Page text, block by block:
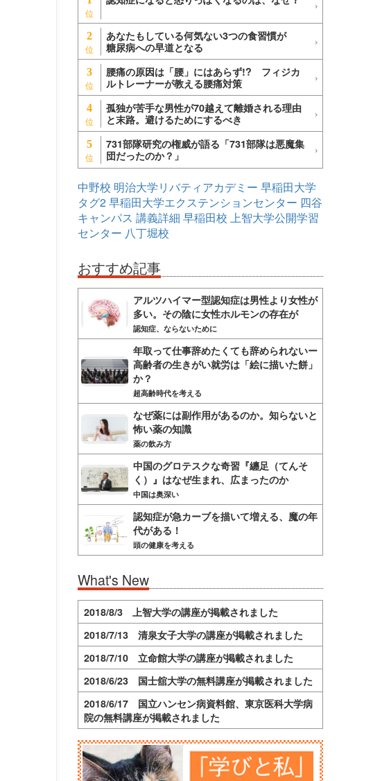
2
あなたもしている何気ない3つの食習慣が
糖尿病への早道となる
3
腰痛の原因は「腰」にはあらず!? フィジカ
ルトレーナーが教える腰痛対策
4
孤独が苦手な男性が70越えて離婚される理由
と末路。避けるためにするべき
5
731部隊研究の権威が語る「731部隊は悪魔集
団だったのか？」
中野校 明治大学リバティアカデミー 早稲田大学
タグ2早稲田大学エクステンションセンター 四谷
キャンパス 講義詳細 早稲田校 上智大学公開学習
センター 八丁堀校
おすすめ記事
アルツハイマー型認知症は男性より女性が
多い。その陰に女性ホルモンの存在が
認知症、ならないために
年取って仕事辞めたくても辞められないー
高齢者の生きがい就労は「絵に描いた餅」
か？
超高齢時代を考える
なぜ薬には副作用があるのか。知らないと
怖い薬の知識
薬の飲み方
中国のグロテスクな奇習『纏足（てんそ
く）』はなぜ生まれ、広まったのか
中国は奥深い
認知症が急カーブを描いて増える、魔の年
代がある！
頭の健康を考える
What's New
2018/8/3 上智大学の講座が掲載されました
2018/7/13 清泉女子大学の講座が掲載されました
2018/7/10 立命館大学の講座が掲載されました
2018/6/23 国士舘大学の無料講座が掲載されました
2018/6/17 国立ハンセン病資料館、東京医科大学病
院の無料講座が掲載されました